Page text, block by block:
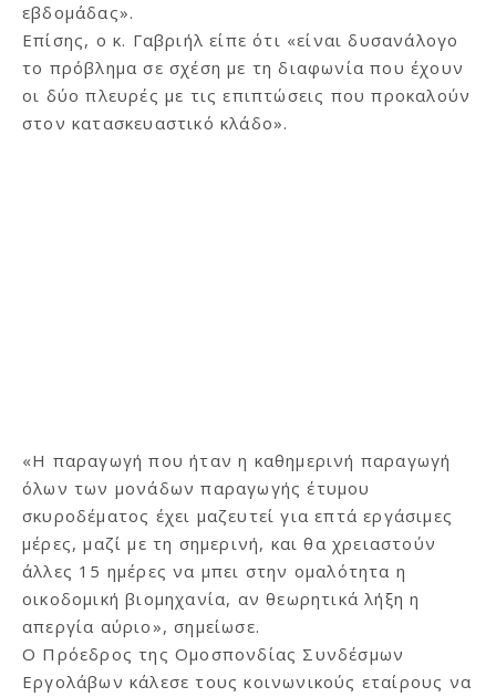
εβδομάδας».
Επίσης, ο κ. Γαβριήλ είπε ότι «είναι δυσανάλογο
το πρόβλημα σε σχέση με τη διαφωνία που έχουν
οι δύο πλευρές με τις επιπτώσεις που προκαλούν
στον κατασκευαστικό κλάδο».
«Η παραγωγή που ήταν η καθημερινή παραγωγή
όλων των μονάδων παραγωγής έτυμου
σκυροδέματος έχει μαζευτεί για επτά εργάσιμες
μέρες, μαζί με τη σημερινή, και θα χρειαστούν
άλλες 15 ημέρες να μπει στην ομαλότητα η
οικοδομική βιομηχανία, αν θεωρητικά λήξη η
απεργία αύριο», σημείωσε.
Ο Πρόεδρος της Ομοσπονδίας Συνδέσμων
Εργολάβων κάλεσε τους κοινωνικούς εταίρους να